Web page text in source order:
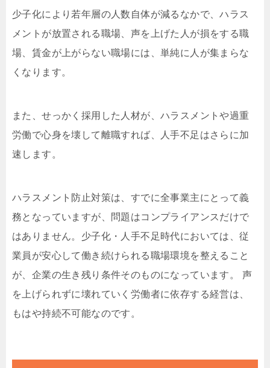
少子化により若年層の人数自体が減るなかで、ハラス
メントが放置される職場、声を上げた人が損をする職
場、賃金が上がらない職場には、単純に人が集まらな
くなります。
また、せっかく採用した人材が、ハラスメントや過重
労働で心身を壊して離職すれば、人手不足はさらに加
速します。
ハラスメント防止対策は、すでに全事業主にとって義
務となっていますが、問題はコンプライアンスだけで
はありません。少子化・人手不足時代においては、従
業員が安心して働き続けられる職場環境を整えること
が、企業の生き残り条件そのものになっています。 声
を上げられずに壊れていく労働者に依存する経営は、
もはや持続不可能なのです。